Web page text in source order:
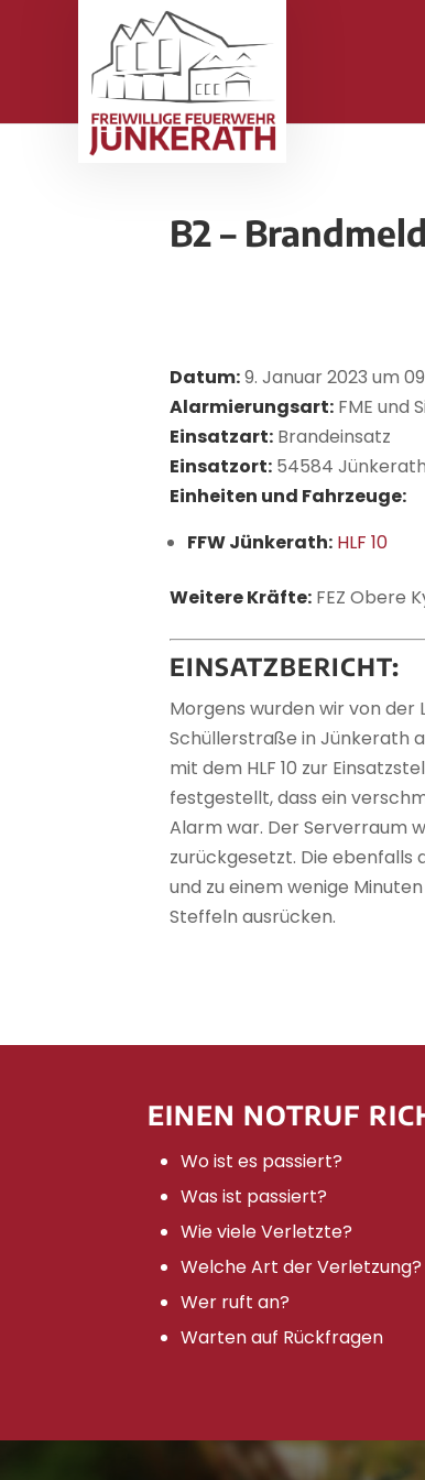
B2 –
Datum:9. Januar 2023 um
Alarmierungsart: FME und
Einsatzart: Brandeinsatz
Einsatzort: 54584
Einheiten und Fahrzeuge:
FFW Jünkerath: HLF 10
Weitere Kräfte: FEZ Obere
EINSATZBERICHT:
Morgens wurden wir von der
Schüllerstraße in Jünkerath
mit dem HLF 10 zur
festgestellt, dass ein
Alarm war. Der Serverraum
zurückgesetzt. Die
und zu einem wenige
Steffeln ausrücken.
EINEN NOTRUF
Wo ist es passiert?
Was ist passiert?
Wie viele Verletzte?
Welche Art der Verletzung?
Wer ruft an?
Warten auf Rückfragen